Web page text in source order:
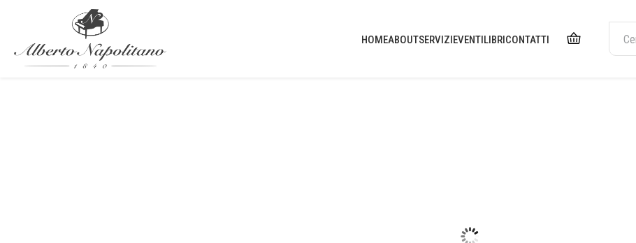
HOMEABOUTSERVIZIEVENTILIBRICONTATTI